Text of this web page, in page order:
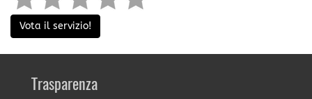
Vota il servizio!
Trasparenza